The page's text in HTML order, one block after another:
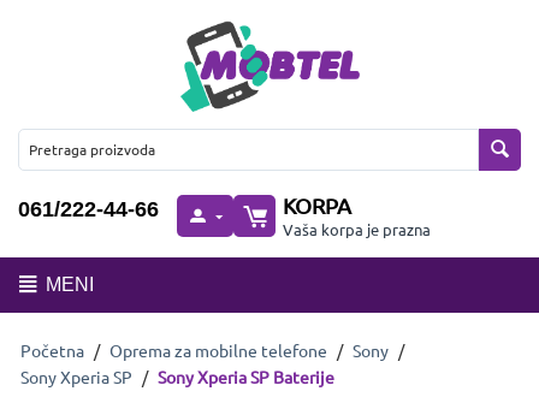
061/222-44-66 KORPA
Vaša korpa je prazna
MENI
Početna / Oprema za mobilne telefone / Sony /
Sony Xperia SP / Sony Xperia SP Baterije